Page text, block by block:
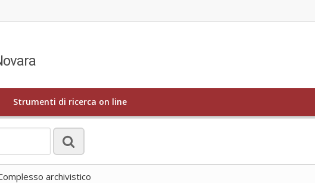
Strumenti di ricerca on line
archivistico